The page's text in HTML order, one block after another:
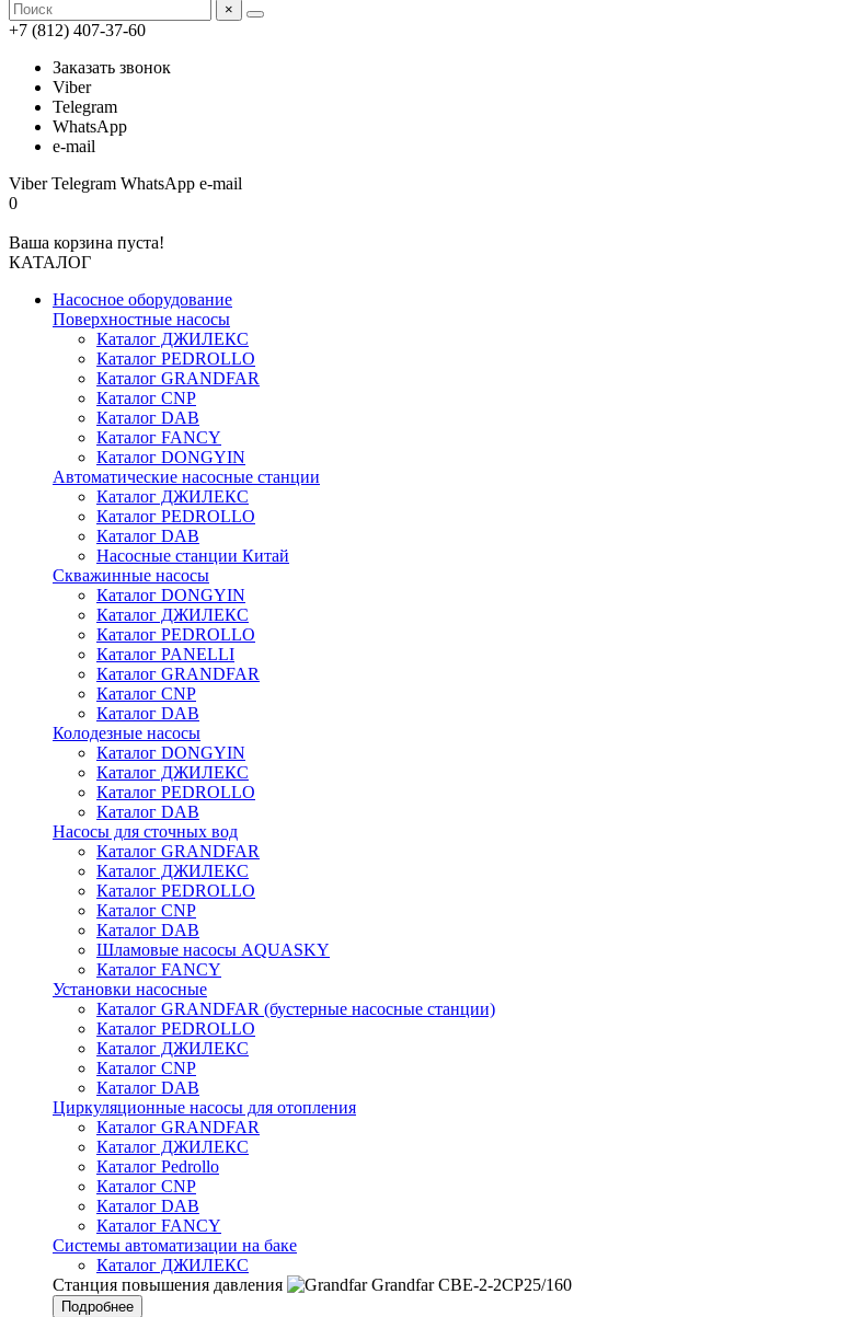
×
+7 (812) 407-37-60
Заказать звонок
Viber
Telegram
WhatsApp
e-mail
ViberTelegram WhatsApp e-mail
0
Ваша корзина пуста!
КАТАЛОГ
Насосное оборудование
Поверхностные насосы
Каталог ДЖИЛЕКС
Каталог PEDROLLO
Каталог GRANDFAR
Каталог CNP
Каталог DAB
Каталог FANCY
Каталог DONGYIN
Автоматические насосные станции
Каталог ДЖИЛЕКС
Каталог PEDROLLO
Каталог DAB
Насосные станции Китай
Скважинные насосы
Каталог DONGYIN
Каталог ДЖИЛЕКС
Каталог PEDROLLO
Каталог PANELLI
Каталог GRANDFAR
Каталог CNP
Каталог DAB
Колодезные насосы
Каталог DONGYIN
Каталог ДЖИЛЕКС
Каталог PEDROLLO
Каталог DAB
Насосы для сточных вод
Каталог GRANDFAR
Каталог ДЖИЛЕКС
Каталог PEDROLLO
Каталог CNP
Каталог DAB
Шламовые насосы AQUASKY
Каталог FANCY
Установки насосные
Каталог GRANDFAR (бустерные насосные станции)
Каталог PEDROLLO
Каталог ДЖИЛЕКС
Каталог CNP
Каталог DAB
Циркуляционные насосы для отопления
Каталог GRANDFAR
Каталог ДЖИЛЕКС
Каталог Pedrollo
Каталог CNP
Каталог DAB
Каталог FANCY
Системы автоматизации на баке
Каталог ДЖИЛЕКС
Станция повышения давления
Grandfar CBE-2-2CP25/160
Подробнее